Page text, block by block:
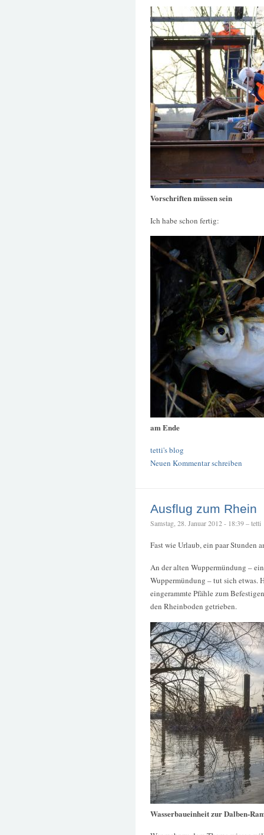
Vorschriften müssen sein
Ich habe schon fertig:
am Ende
tetti's blog
Neuen Kommentar schreiben
Ausflug zum Rhein
Samstag, 28. Januar 2012 - 18:39 – tetti
Fast wie Urlaub, ein paar Stunden
An der alten Wuppermündung –
Wuppermündung – tut sich etwas.
eingerammte Pfähle zum
den Rheinboden getrieben.
Wasserbaueinheit zur Dalben-